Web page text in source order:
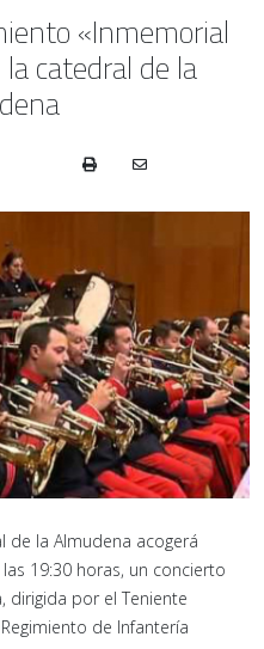
«Inmemorial
catedral de la
de la Almudena acogerá
19:30 horas, un concierto
dirigida por el Teniente
de Infantería